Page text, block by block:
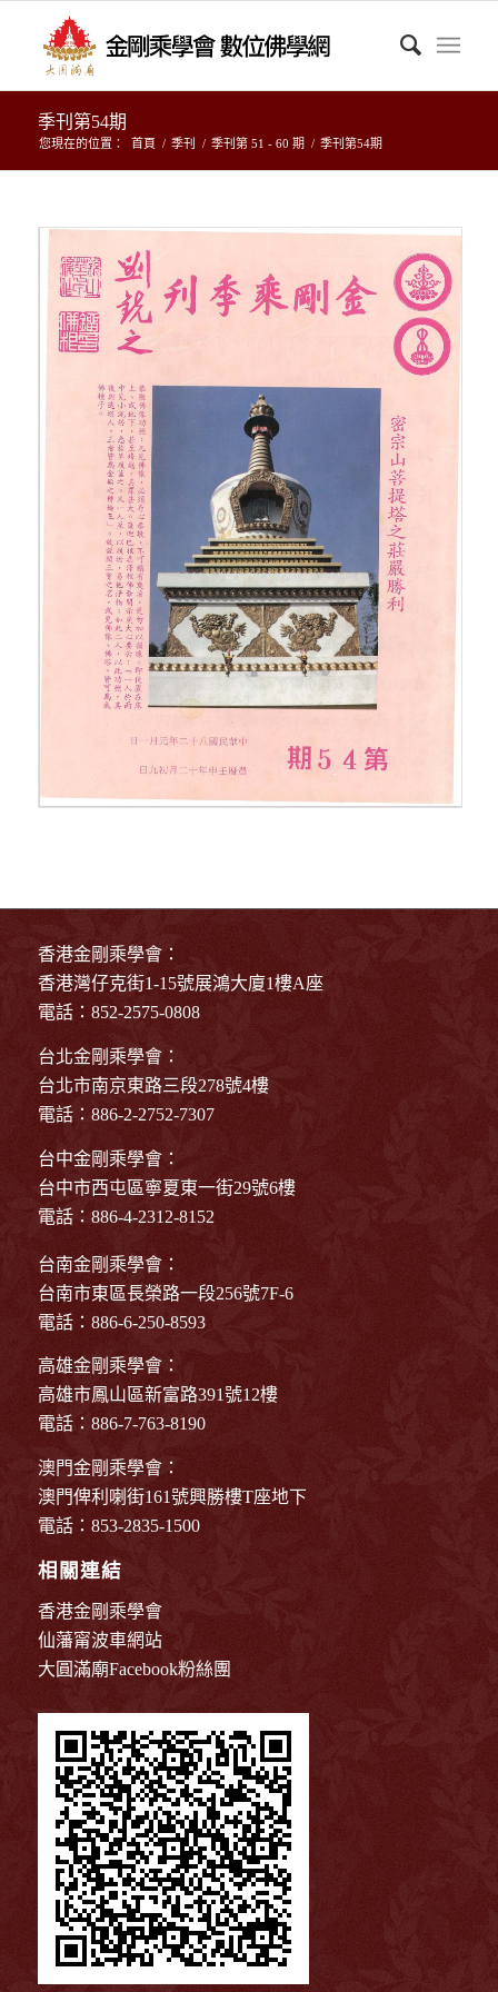
季刊第54期
您現在的位置： 首頁 / 季刊 / 季刊第 51 - 60 期 / 季刊第54期
香港金剛乘學會：
香港灣仔克街1-15號展鴻大廈1樓A座
電話：852-2575-0808
台北金剛乘學會：
台北市南京東路三段278號4樓
電話：886-2-2752-7307
台中金剛乘學會：
台中市西屯區寧夏東一街29號6樓
電話：886-4-2312-8152
台南金剛乘學會：
台南市東區長榮路一段256號7F-6
電話：886-6-250-8593
高雄金剛乘學會：
高雄市鳳山區新富路391號12樓
電話：886-7-763-8190
澳門金剛乘學會：
澳門俾利喇街161號興勝樓T座地下
電話：853-2835-1500
相關連結
香港金剛乘學會
仙藩甯波車網站
大圓滿廟Facebook粉絲團